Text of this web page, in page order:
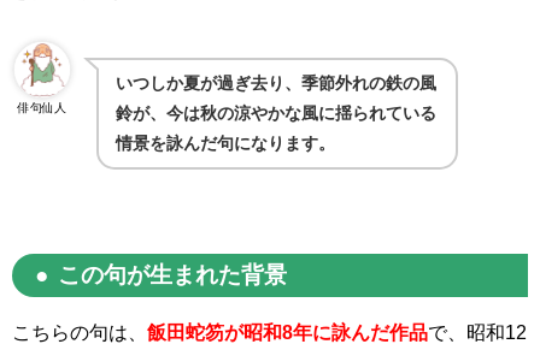
俳句仙人
いつしか夏が過ぎ去り、季節外れの鉄の風
鈴が、今は秋の涼やかな風に揺られている
情景を詠んだ句になります。
この句が生まれた背景
こちらの句は、 飯田蛇笏が昭和8年に詠んだ作品で、昭和12